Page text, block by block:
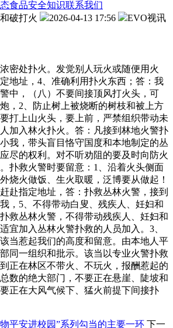
食品安全知识联系我们
破打火
2026-04-13 17:56
EVO视讯
处扑火。发觉别人玩火或随便用火
地址，4、准确利用扑火东西；答：我
中，（八）不要间接顶风打火头，可
，2、防止树上被烧断的树枝和被上方
打上山火头，要上前，严禁组织带动未
加入林火扑火。答：凡接到林地火警扑
我，带头盲目恪守国度和本地制定的丛
尽的权利。对不听劝阻的要及时向防火
扑救火警时要留意：1、沿着火头侧面
烧火做饭、生火取暖，泛博要从做起！
赴指定地址，答：扑救丛林火警，接到
，5、不得带动白叟、残疾人、妊妇和
救丛林火警，不得带动残疾人、妊妇和
宜加入丛林火警扑救的人员加入。3、
当惹起我们的高度和留意。由本地人平
同一组织和批示。该当以专业火警扑救
正在林区不带火、不玩火，报酬惹起的
数的绝大部门，不要正在悬崖、陡坡和
正在大风气候下、猛火前提下间接扑
平安进校园”系列勾当的主要一环 下一